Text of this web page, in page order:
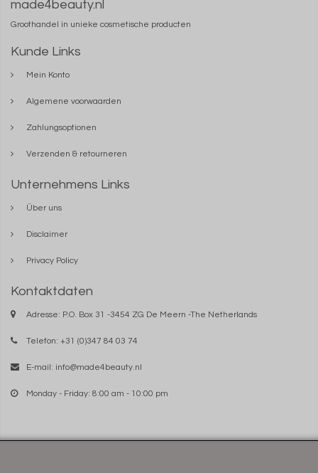
made4beauty.nl
Groothandel in unieke cosmetische producten
Kunde Links
Mein Konto
Algemene voorwaarden
Zahlungsoptionen
Verzenden & retourneren
Unternehmens Links
Über uns
Disclaimer
Privacy Policy
Kontaktdaten
Adresse: P.O. Box 31 -3454 ZG De Meern -The Netherlands
Telefon: +31 (0)347 84 03 74
E-mail: info@made4beauty.nl
Monday - Friday: 8:00 am - 10:00 pm